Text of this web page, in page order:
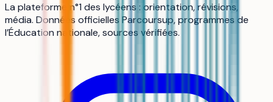
La plateforme n°1 des lycéens : orientation, révisions,
média. Données officielles Parcoursup, programmes de
l’Éducation nationale, sources vérifiées.